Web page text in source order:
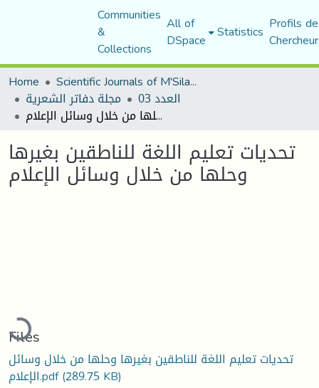
Communities
&
Collections
All of
DSpace Statistics Profils
Home
Scientific Journals of M'Sila University
مجلة دفاتر الشعرية العدد 03
تحديات تعليم اللغة للناطقين بغيرها وحلها من خلال وسائل الإعلام
تحديات تعليم اللغة للناطقين بغيرها
وحلها من خلال وسائل الإعلام
Loading...
Files
تحديات تعليم اللغة للناطقين بغيرها وحلها من خلال وسائل
الإعلام.pdf(289.75 KB)